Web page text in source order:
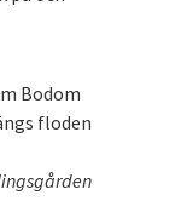
Bodom
floden